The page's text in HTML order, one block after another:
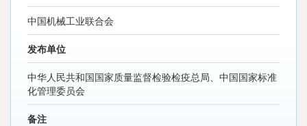
中国机械工业联合会
发布单位
中华人民共和国国家质量监督检验检疫总局、中国国家标准
化管理委员会
备注